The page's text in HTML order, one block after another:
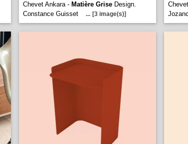
Chevet Ankara - Matière Grise Design.
Constance Guisset
... [3 image(s)]